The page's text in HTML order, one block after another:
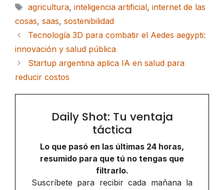
Etiquetas
agricultura, inteligencia artificial, internet de las
cosas, saas, sostenibilidad
Tecnología 3D para combatir el Aedes aegypti:
innovación y salud pública
Startup argentina aplica IA en salud para
reducir costos
Daily Shot: Tu ventaja
táctica
Lo que pasó en las últimas 24 horas,
resumido para que tú no tengas que
filtrarlo.
Suscríbete para recibir cada mañana la